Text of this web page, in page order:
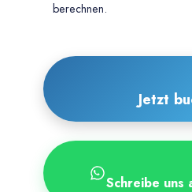
berechnen.
Jetzt
Schreibe uns